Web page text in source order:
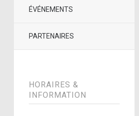
ÉVÉNEMENTS
PARTENAIRES
HORAIRES &
INFORMATION